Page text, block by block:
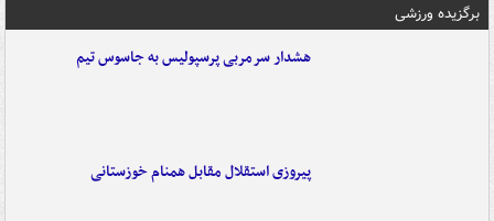
برگزیده ورزشی
هشدار سرمربی پرسپولیس به جاسوس تیم
پیروزی استقلال مقابل همنام خوزستانی